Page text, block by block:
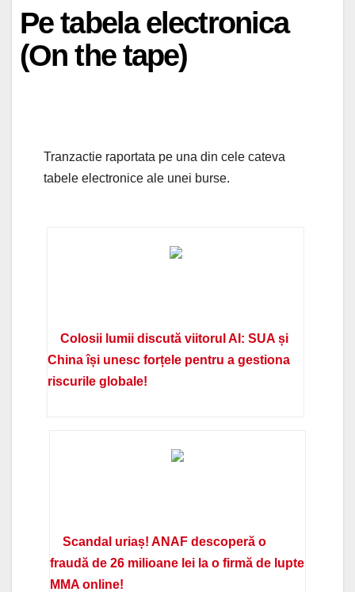
Pe tabela electronica
(On the tape)
Tranzactie raportata pe una din cele cateva
tabele electronice ale unei burse.
Colosii lumii discută viitorul AI: SUA și
China își unesc forțele pentru a gestiona
riscurile globale!
Scandal uriaș! ANAF descoperă o
fraudă de 26 milioane lei la o firmă de lupte
MMA online!